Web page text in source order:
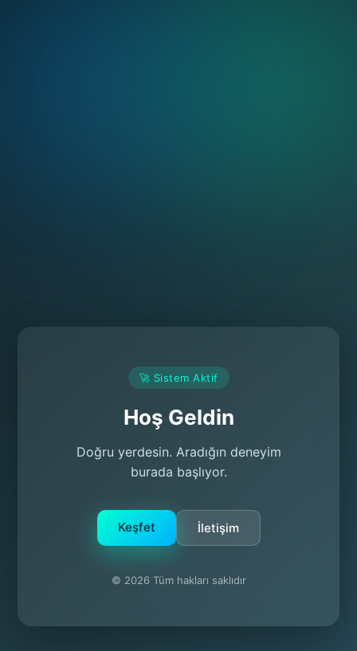
🚀 Sistem Aktif
Hoş Geldin
Doğru yerdesin. Aradığın deneyim
burada başlıyor.
Keşfet İletişim
© 2026 Tüm hakları saklıdır